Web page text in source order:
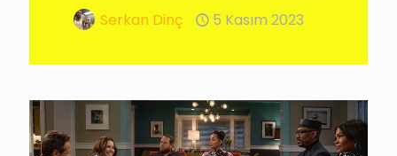
Serkan Dinç 5 Kasım 2023